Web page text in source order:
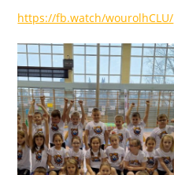
https://fb.watch/wourolhCLU/